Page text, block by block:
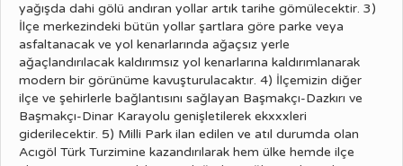
yağışda dahi gölü andıran yollar artık tarihe gömülecektir. 3)
İlçe merkezindeki bütün yollar şartlara göre parke veya
asfaltanacak ve yol kenarlarında ağaçsız yerle
ağaçlandırılacak kaldırımsız yol kenarlarına kaldırımlanarak
modern bir görünüme kavuşturulacaktır. 4) İlçemizin diğer
ilçe ve şehirlerle bağlantısını sağlayan Başmakçı-Dazkırı ve
Başmakçı-Dinar Karayolu genişletilerek ekxxxleri
giderilecektir. 5) Milli Park ilan edilen ve atıl durumda olan
Acıgöl Türk Turzimine kazandırılarak hem ülke hemde ilçe